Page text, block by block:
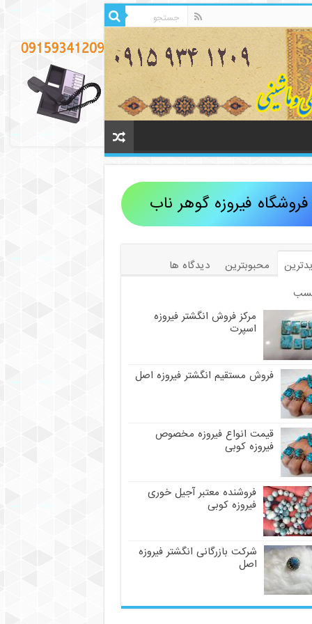
فروشگاه فیروزه گوهر ناب
محبوبترین
دیدگاه ها
مرکز فروش انگشتر فیروزه
اسپرت
فروش مستقیم انگشتر فیروزه اصل
قیمت انواع فیروزه مخصوص
فیروزه کوبی
فروشنده معتبر آجیل خوری
فیروزه کوبی
شرکت بازرگانی انگشتر فیروزه
اصل